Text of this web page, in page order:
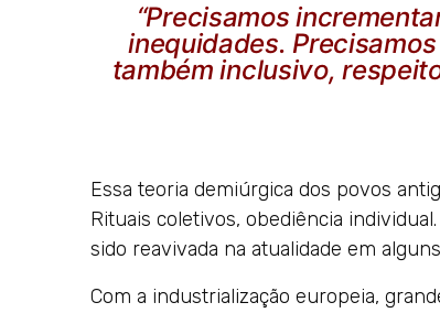
“Precisamos
inequidades.
também inclusivo,
Essa teoria demiúrgica dos povos
Rituais coletivos, obediência
sido reavivada na atualidade em
Com a industrialização europeia,